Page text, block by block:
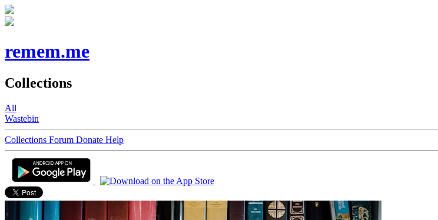
remem.me
Collections
All
Wastebin
Collections Forum Donate Help